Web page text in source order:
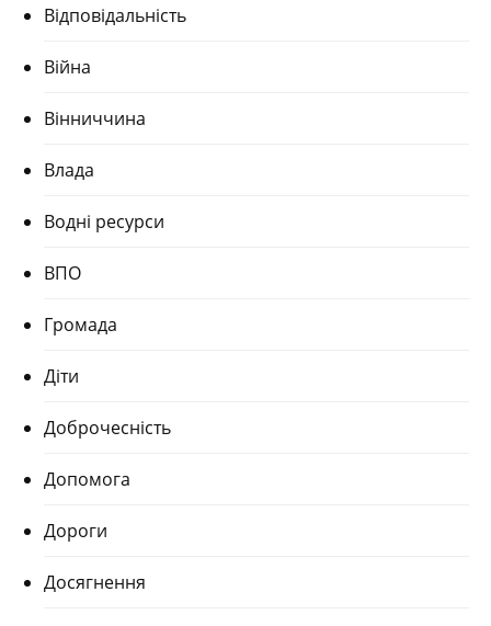
Відповідальність
Війна
Вінниччина
Влада
Водні ресурси
ВПО
Громада
Діти
Доброчесність
Допомога
Дороги
Досягнення